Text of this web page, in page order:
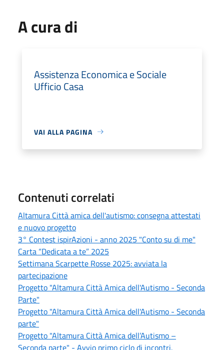
A cura di
Assistenza Economica e Sociale
Ufficio Casa
VAI ALLA PAGINA
Contenuti correlati
Altamura Città amica dell'autismo: consegna attestati
e nuovo progetto
3° Contest ispirAzioni - anno 2025 "Conto su di me"
Carta “Dedicata a te” 2025
Settimana Scarpette Rosse 2025: avviata la
partecipazione
Progetto "Altamura Città Amica dell'Autismo - Seconda
Parte"
Progetto "Altamura Città Amica dell'Autismo - Seconda
parte"
Progetto "Altamura Città Amica dell’Autismo –
Seconda parte" - Avvio primo ciclo di incontri.